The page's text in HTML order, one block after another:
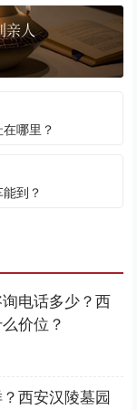
亲人
哪里？
到？
电话多少？西
价位？
西安汉陵墓园